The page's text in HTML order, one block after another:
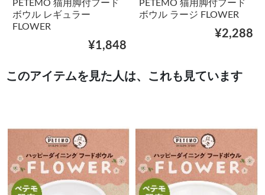
PETEMO 猫用脚付フード
ボウル レギュラー
FLOWER
¥1,848
PETEMO 猫用脚付フード
ボウル ラージ FLOWER
¥2,288
このアイテムを見た人は、これも見ています